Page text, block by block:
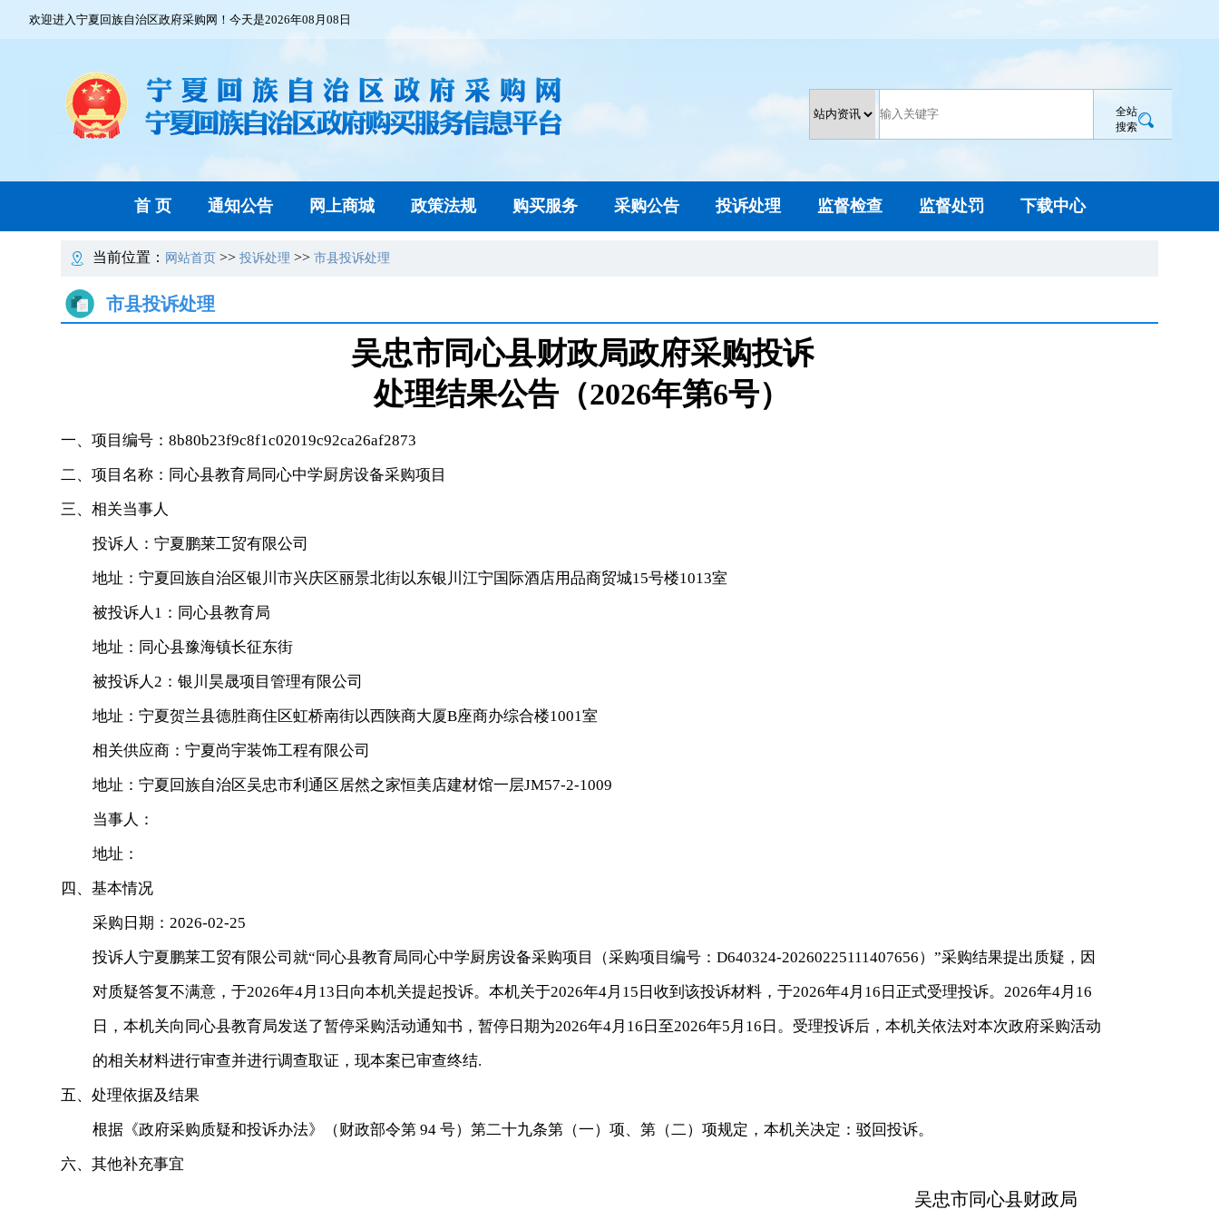
欢迎进入宁夏回族自治区政府采购网！今天是2026年08月08日
全站
搜索
首 页 通知公告 网上商城 政策法规 购买服务 采购公告 投诉处理 监督检查 监督处罚 下载中心
当前位置： 网站首页 >> 投诉处理 >> 市县投诉处理
市县投诉处理
吴忠市同心县财政局政府采购投诉
处理结果公告（2026年第6号）
一、项目编号： 8b80b23f9c8f1c02019c92ca26af2873
二、项目名称： 同心县教育局同心中学厨房设备采购项目
三、相关当事人
投诉人：宁夏鹏莱工贸有限公司
地址：宁夏回族自治区银川市兴庆区丽景北街以东银川江宁国际酒店用品商贸城15号楼1013室
被投诉人1：同心县教育局
地址：同心县豫海镇长征东街
被投诉人2：银川昊晟项目管理有限公司
地址：宁夏贺兰县德胜商住区虹桥南街以西陕商大厦B座商办综合楼1001室
相关供应商：宁夏尚宇装饰工程有限公司
地址：宁夏回族自治区吴忠市利通区居然之家恒美店建材馆一层JM57-2-1009
当事人：
地址：
四、基本情况
采购日期：2026-02-25
投诉人宁夏鹏莱工贸有限公司就“同心县教育局同心中学厨房设备采购项目（采购项目编号：D640324-20260225111407656）”采购结果提出质疑，因
对质疑答复不满意，于2026年4月13日向本机关提起投诉。本机关于2026年4月15日收到该投诉材料，于2026年4月16日正式受理投诉。2026年4月16
日，本机关向同心县教育局发送了暂停采购活动通知书，暂停日期为2026年4月16日至2026年5月16日。受理投诉后，本机关依法对本次政府采购活动
的相关材料进行审查并进行调查取证，现本案已审查终结.
五、处理依据及结果
根据《政府采购质疑和投诉办法》（财政部令第 94 号）第二十九条第（一）项、第（二）项规定，本机关决定：驳回投诉。
六、其他补充事宜
吴忠市同心县财政局